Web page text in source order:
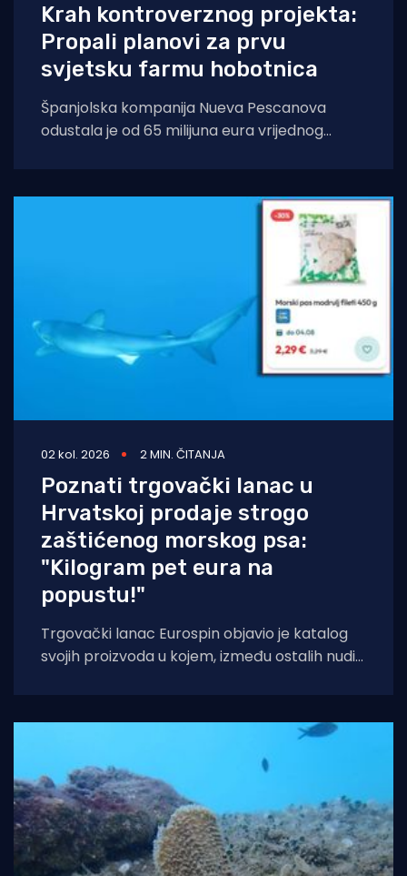
Krah kontroverznog projekta:
Propali planovi za prvu
svjetsku farmu hobotnica
Španjolska kompanija Nueva Pescanova
odustala je od 65 milijuna eura vrijednog
02 kol. 2026 2 MIN. ČITANJA
Poznati trgovački lanac u
Hrvatskoj prodaje strogo
zaštićenog morskog psa:
"Kilogram pet eura na
popustu!"
Trgovački lanac Eurospin objavio je katalog
svojih proizvoda u kojem, između ostalih nudi